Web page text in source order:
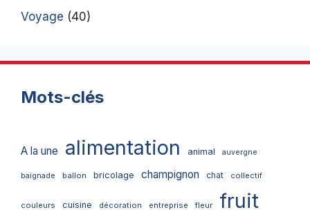
Voyage (40)
Mots-clés
A la une alimentation animal auvergne
baignade ballon bricolage champignon chat collectif
couleurs cuisine décoration entreprise fleur fruit